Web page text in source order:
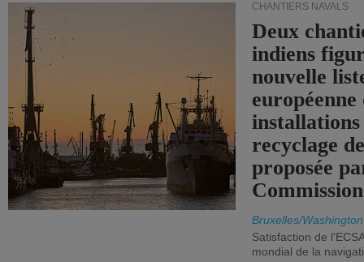
CHANTIERS NAVALS
Deux
indiens
nouvelle
européenne
installations
recyclage
proposée
Bruxelles/Washington
Satisfaction de
mondial de la